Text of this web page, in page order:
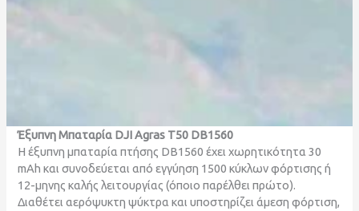
Έξυπνη Μπαταρία DJI Agras T50 DB1560
Η έξυπνη μπαταρία πτήσης DB1560 έχει χωρητικότητα 30
mAh και συνοδεύεται από εγγύηση 1500 κύκλων φόρτισης ή
12-μηνης καλής λειτουργίας (όποιο παρέλθει πρώτο).
Διαθέτει αερόψυκτη ψύκτρα και υποστηρίζει άμεση φόρτιση,